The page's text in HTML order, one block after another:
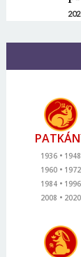
1936
1948
1960
1972
1984
1996
2008
2020